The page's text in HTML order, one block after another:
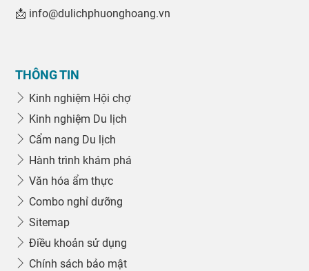
📩 info@dulichphuonghoang.vn
THÔNG TIN
Kinh nghiệm Hội chợ
Kinh nghiệm Du lịch
Cẩm nang Du lịch
Hành trình khám phá
Văn hóa ẩm thực
Combo nghỉ dưỡng
Sitemap
Điều khoản sử dụng
Chính sách bảo mật